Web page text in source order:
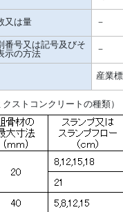
又は量
番号又は記号及びそ
示の方法
ストコンクリートの種類）